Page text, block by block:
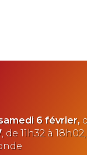
6 février,
, de 11h32 à